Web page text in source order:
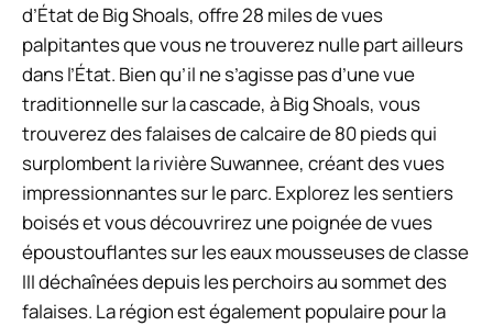
d’État de Big Shoals, offre 28 miles de vues
palpitantes que vous ne trouverez nulle part ailleurs
dans l’État. Bien qu’il ne s’agisse pas d’une vue
traditionnelle sur la cascade, à Big Shoals, vous
trouverez des falaises de calcaire de 80 pieds qui
surplombent la rivière Suwannee, créant des vues
impressionnantes sur le parc. Explorez les sentiers
boisés et vous découvrirez une poignée de vues
époustouflantes sur les eaux mousseuses de classe
III déchaînées depuis les perchoirs au sommet des
falaises. La région est également populaire pour la